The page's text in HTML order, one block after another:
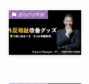
足ゆびの学校